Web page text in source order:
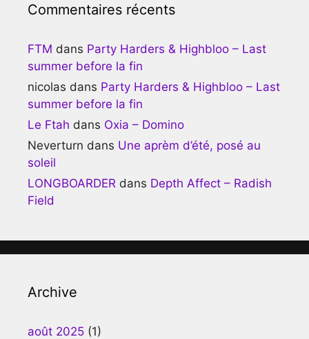
Commentaires récents
FTM dans Party Harders & Highbloo – Last
summer before la fin
nicolas dans Party Harders & Highbloo – Last
summer before la fin
Le Ftah dans Oxia – Domino
Neverturn dans Une aprèm d’été, posé au
soleil
LONGBOARDER dans Depth Affect – Radish
Field
Archive
août 2025 (1)